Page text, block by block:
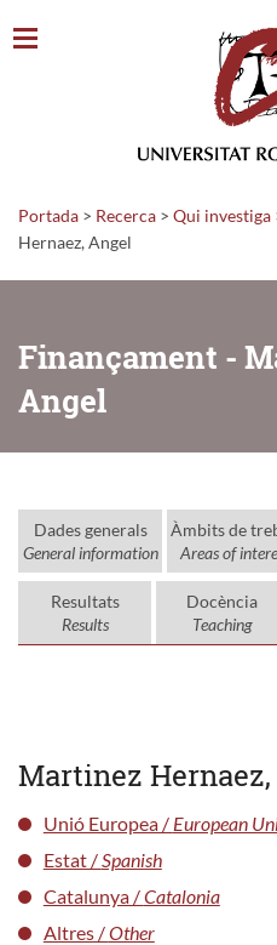
Portada > Recerca > Qui investiga
Hernaez, Angel
Finançament -
Angel
Dades generals
General information
Àmbits de
Areas of
Resultats
Results
Docència
Teaching
Martinez
Unió Europea / European
Estat / Spanish
Catalunya /Catalonia
Altres /Other